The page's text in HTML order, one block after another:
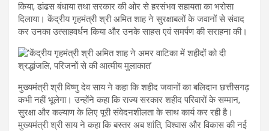
किया, ढांढस बंधाया तथा सरकार की ओर से हरसंभव सहायता का भरोसा
दिलाया। केंद्रीय गृहमंत्री श्री अमित शाह ने सुरक्षाबलों के जवानों से संवाद
कर उनका उत्साहवर्धन किया और उनके साहस एवं समर्पण की सराहना की।
मुख्यमंत्री श्री विष्णु देव साय ने कहा कि शहीद जवानों का बलिदान छत्तीसगढ़
कभी नहीं भूलेगा। उन्होंने कहा कि राज्य सरकार शहीद परिवारों के सम्मान,
सुरक्षा और कल्याण के लिए पूरी संवेदनशीलता के साथ कार्य कर रही है।
मुख्यमंत्री श्री साय ने कहा कि बस्तर अब शांति, विश्वास और विकास की नई